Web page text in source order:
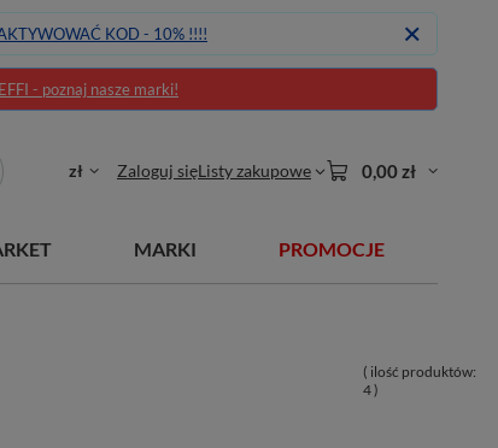
KOD - 10% !!!!
- poznaj nasze marki!
zł Zaloguj sięListy zakupowe 0,00 zł
MARKI PROMOCJE
( ilość produktów:
4)